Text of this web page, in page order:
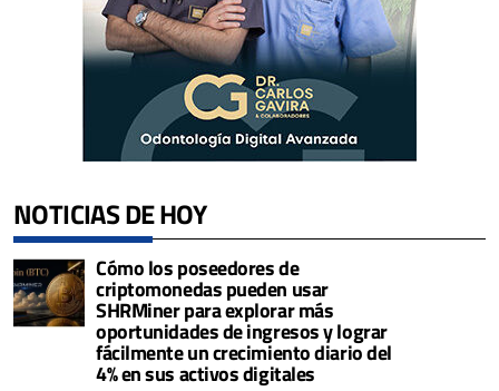
NOTICIAS DE HOY
Cómo los poseedores de
criptomonedas pueden usar
SHRMiner para explorar más
oportunidades de ingresos y lograr
fácilmente un crecimiento diario del
4% en sus activos digitales